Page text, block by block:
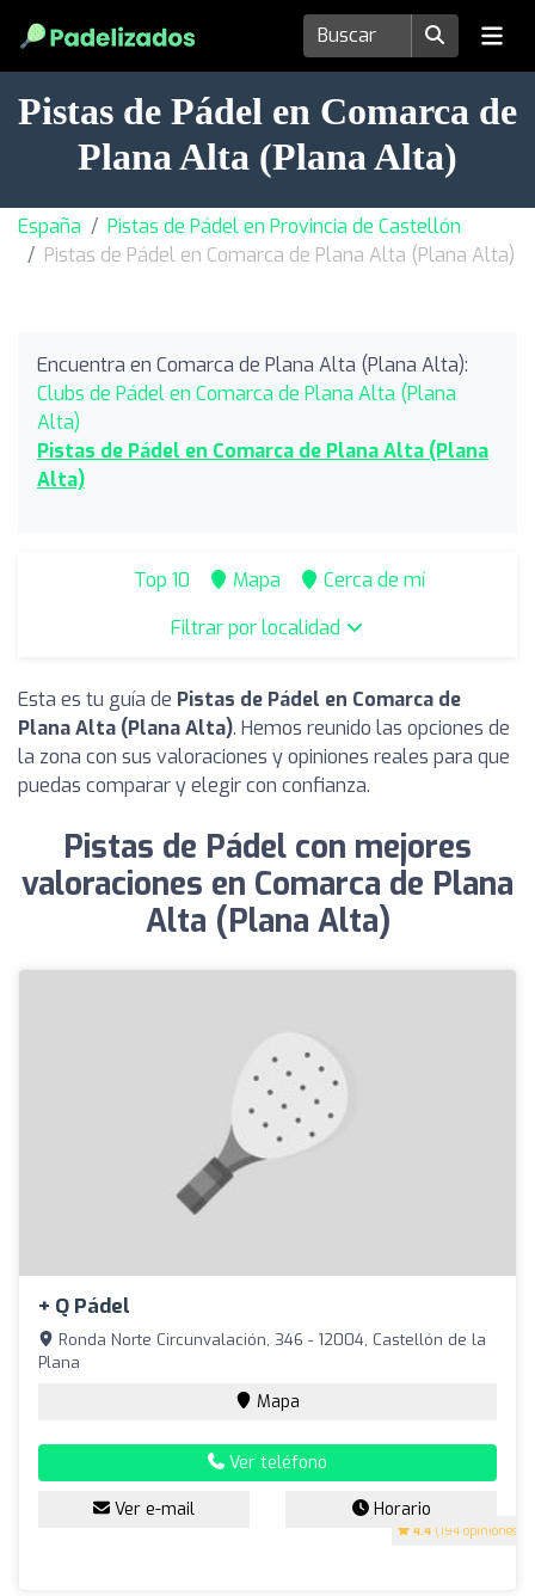
Pistas de Pádel en Comarca de
Plana Alta (Plana Alta)
España
Pistas de Pádel en Provincia de Castellón
Pistas de Pádel en Comarca de Plana Alta (Plana Alta)
Encuentra en Comarca de Plana Alta (Plana Alta):
Clubs de Pádel en Comarca de Plana Alta (Plana
Alta)
Pistas de Pádel en Comarca de Plana Alta (Plana
Alta)
Top 10 Mapa
Cerca de mí
Filtrar por localidad
Esta es tu guía de Pistas de Pádel en Comarca de
Plana Alta (Plana Alta). Hemos reunido las opciones de
la zona con sus valoraciones y opiniones reales para que
puedas comparar y elegir con confianza.
Pistas de Pádel con mejores
valoraciones en Comarca de Plana
Alta (Plana Alta)
+ Q Pádel
4.4 (194 opiniones)
Ronda Norte Circunvalación, 346 - 12004, Castellón de la
Plana
Mapa
Ver teléfono
Ver e-mail Horario